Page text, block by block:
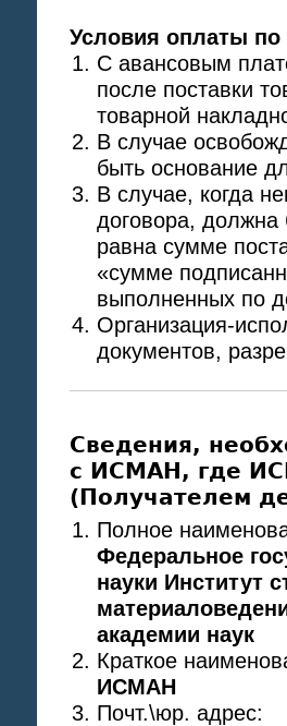
Условия оплаты по
С авансовым
после поставки
товарной
В случае
быть основание
В случае, когда
договора,
равна сумме
«сумме
выполненных по
Организация-
документов,
Сведения,
с ИСМАН, где
(Получателем
Полное
Федеральное
науки Институт
академии наук
Краткое
ИСМАН
Почт.\юр. адрес: